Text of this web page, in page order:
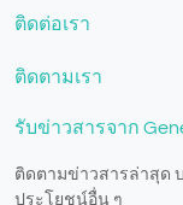
ติดต่อเรา
ติดตามเรา
รับข่าวสารจาก
ติดตามข่าวสารล่าสุด
ประโยชน์อื่น ๆ